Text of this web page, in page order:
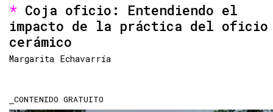
Coja oficio: Entendiendo el
impacto de la práctica del oficio
cerámico
Margarita Echavarría
CONTENIDO GRATUITO